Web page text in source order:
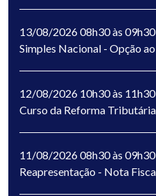
13/08/2026 08h30 às 09h30
Simples Nacional - Opção
12/08/2026 10h30 às 11h30
Curso da Reforma Tributária
11/08/2026 08h30 às 09h30
Reapresentação - Nota